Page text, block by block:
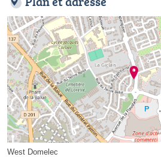
West Domelec